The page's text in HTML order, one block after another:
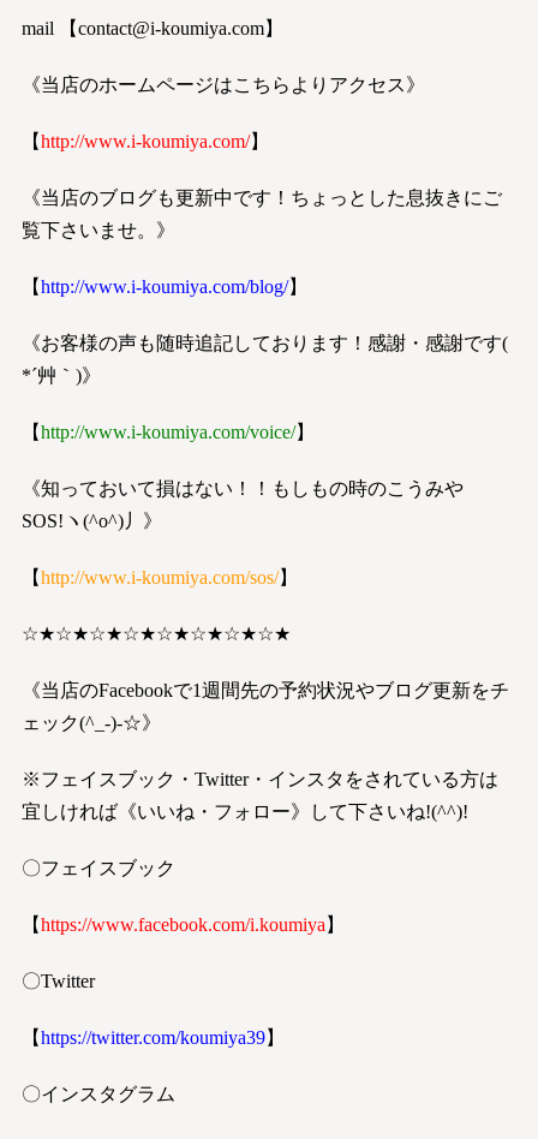
mail 【contact@i-koumiya.com】
《当店のホームページはこちらよりアクセス》
【http://www.i-koumiya.com/】
《当店のブログも更新中です！ちょっとした息抜きにご
覧下さいませ。》
【http://www.i-koumiya.com/blog/】
《お客様の声も随時追記しております！感謝・感謝です(
*´艸｀)》
【http://www.i-koumiya.com/voice/】
《知っておいて損はない！！もしもの時のこうみや
SOS!ヽ(^o^)丿》
【http://www.i-koumiya.com/sos/】
☆★☆★☆★☆★☆★☆★☆★☆★
《当店のFacebookで1週間先の予約状況やブログ更新をチ
ェック(^_-)-☆》
※フェイスブック・Twitter・インスタをされている方は
宜しければ《いいね・フォロー》して下さいね!(^^)!
〇フェイスブック
【https://www.facebook.com/i.koumiya 】
〇Twitter
【https://twitter.com/koumiya39】
〇インスタグラム